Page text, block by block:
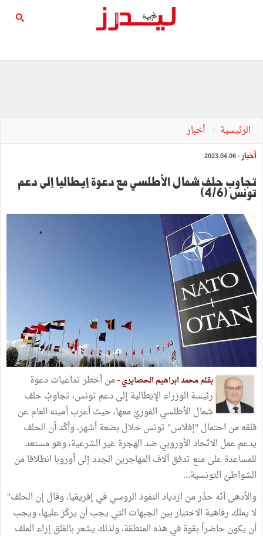
الرئيسية أخبار
أخبار - 2023.04.06
تجاوب حلف شمال الأطلسي مع دعوة إيطاليا إلى دعم
تونس (4/6)
بقلم محمد ابراهيم الحصايري -من أخطر تداعيات دعوة
رئيسة الوزراء الإيطالية إلى دعم تونس، تجاوبُ حلف
شمال الأطلسي الفوريّ معها، حيث أعرب أمينه العام عن
قلقه من احتمال "إفلاس" تونس خلال بضعة أشهر، وأكّد أن الحلف
يدعم عمل الاتّحاد الأوروبي ضد الهجرة غير الشرعية، وهو مستعد
للمساعدة على منع تدفق آلاف المهاجرين الجدد إلى أوروبا انطلاقا من
الشواطئ التونسية...
والأدهى أنّه حذّر من ازدياد النفوذ الروسي في إفريقيا، وقال إن الحلف"
لا يملك رفاهية الاختيار بين الجبهات التي يجب أن يركّز عليها، ويجب
أن يكون حاضراً بقوة في هذه المنطقة، ولذلك يشعر بالقلق إزاء الملف